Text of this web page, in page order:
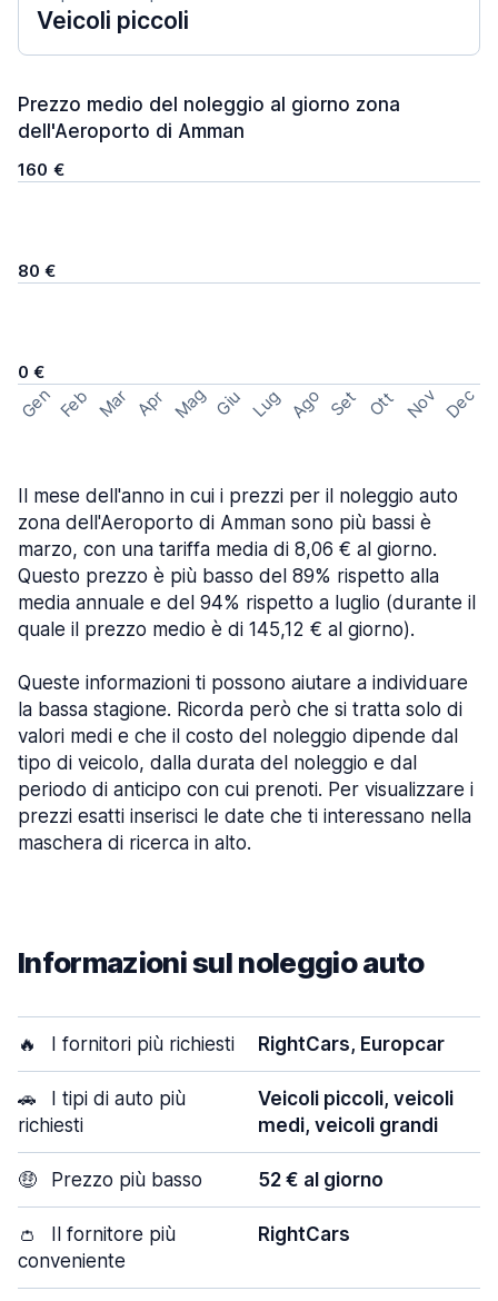
Veicoli piccoli
Prezzo medio del noleggio al giorno zona
dell'Aeroporto di Amman
160 €
80 €
0 €
Gen Feb Mar Apr Mag Giu Lug Ago Set Ott Nov Dec
Il mese dell'anno in cui i prezzi per il noleggio auto
zona dell'Aeroporto di Amman sono più bassi è
marzo, con una tariffa media di 8,06 € al giorno.
Questo prezzo è più basso del 89% rispetto alla
media annuale e del 94% rispetto a luglio (durante il
quale il prezzo medio è di 145,12 € al giorno).
Queste informazioni ti possono aiutare a individuare
la bassa stagione. Ricorda però che si tratta solo di
valori medi e che il costo del noleggio dipende dal
tipo di veicolo, dalla durata del noleggio e dal
periodo di anticipo con cui prenoti. Per visualizzare i
prezzi esatti inserisci le date che ti interessano nella
maschera di ricerca in alto.
Informazioni sul noleggio auto
🔥 I fornitori più richiesti RightCars, Europcar
🚗
I tipi di auto più
richiesti
Veicoli piccoli, veicoli
medi, veicoli grandi
🤑 Prezzo più basso 52 € al giorno
👛
Il fornitore più
conveniente
RightCars